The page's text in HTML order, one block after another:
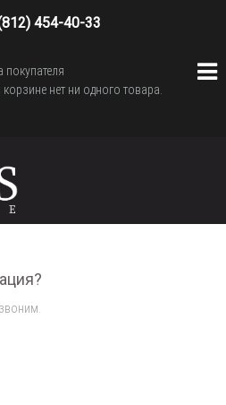
454-40-33
покупателя
нет ни одного товара.